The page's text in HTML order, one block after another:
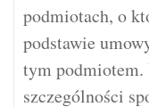
podmiotach, o
podstawie
tym podmiotem.
szczególności